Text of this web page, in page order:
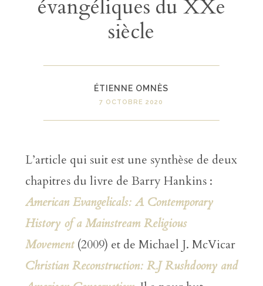
évangéliques du XXe
siècle
ÉTIENNE OMNÈS
7 OCTOBRE 2020
L’article qui suit est une synthèse de deux
chapitres du livre de Barry Hankins :
American Evangelicals: A Contemporary
History of a Mainstream Religious
Movement(2009) et de Michael J. McVicar
Christian Reconstruction: R.J Rushdoony and